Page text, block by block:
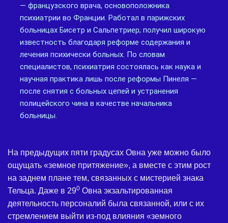
— французского врача, основоположника
психиатрии во Франции. Работал в парижских
больницах Бисетр и Сальпетриер; получил широкую
известность благодаря реформе содержания и
лечения психически больных. По словам
специалистов, психиатрия состоялась как наука и
научная практика лишь после реформы Пинеля —
после снятия с больных цепей и устранения
полицейского чина в качестве начальника
больницы.
На предыдущих пяти градусах Овна уже можно было
ощущать «земное притяжение», а вместе с этим рост
на заднем плане тем, связанных с мистерией знака
Тельца. Даже в 290 Овна экзальтированная
деятельность персоналий была связанной, или с их
стремлением выйти из-под влияния «земного